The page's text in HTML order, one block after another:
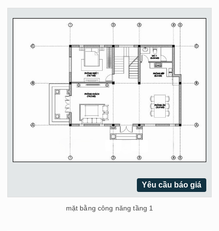
Yêu cầu báo giá
mặt bằng công năng tầng 1